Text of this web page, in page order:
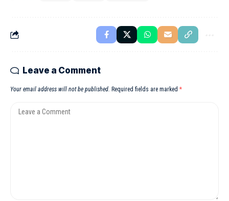
Leave a Comment
Your email address will not be published. Required fields are marked *